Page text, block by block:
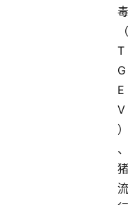
毒
（
T
G
E
V
）
、
猪
流